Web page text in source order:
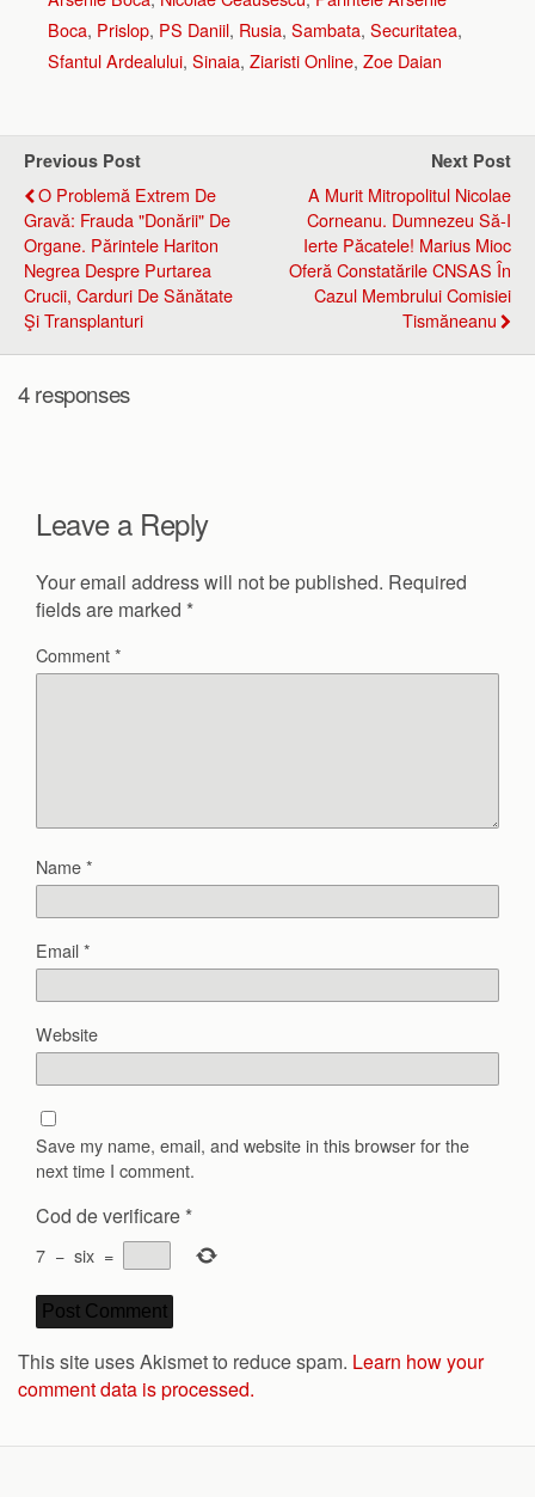
Boca, Prislop, PS Daniil, Rusia, Sambata, Securitatea,
Sfantul Ardealului, Sinaia, Ziaristi Online, Zoe Daian
Previous Post
O Problemă Extrem De
Gravă: Frauda "donării" De
Organe. Părintele Hariton
Negrea Despre Purtarea
Crucii, Carduri De Sănătate
Şi Transplanturi
Next Post
A Murit Mitropolitul Nicolae
Corneanu. Dumnezeu Să-I
Ierte Păcatele! Marius Mioc
Oferă Constatările CNSAS În
Cazul Membrului Comisiei
Tismăneanu
4 responses
Leave a Reply
Your email address will not be published. Required
fields are marked *
Comment*
Name*
Email*
Website
Save my name, email, and website in this browser for the
next time I comment.
Cod de verificare *
7 − six =
This site uses Akismet to reduce spam. Learn how your
comment data is processed.